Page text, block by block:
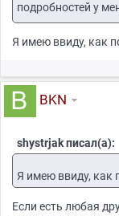
Оригинальные
Русификация
подробностей у
Я имею ввиду, как
BKN
shystrjak писал(а):
Я имею ввиду, как
Если есть любая